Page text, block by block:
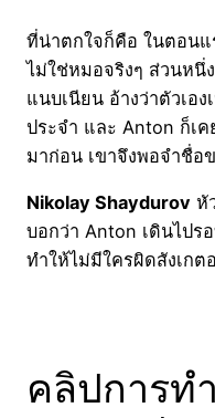
ที่น่าตกใจก็คือ ในตอนแ
ไม่ใช่หมอจริงๆ ส่วนหนึ่
แนบเนียน อ้างว่าตัวเอ
ประจำ และ Anton ก็เ
มาก่อน เขาจึงพอจำชื่อ
Nikolay Shaydurov หั
บอกว่า Anton เดินไปร
ทำให้ไม่มีใครผิดสังเกต
คลิปการท